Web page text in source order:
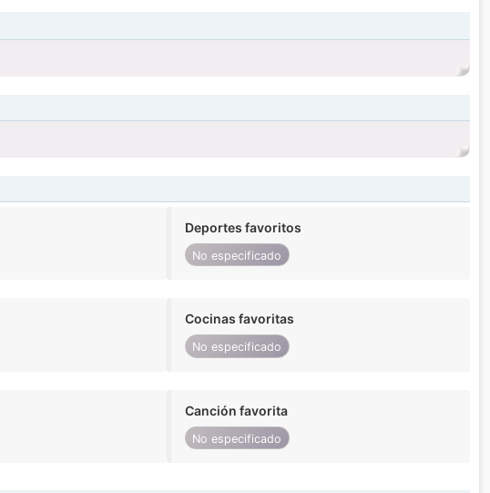
Deportes favoritos
No especificado
Cocinas favoritas
No especificado
Canción favorita
No especificado